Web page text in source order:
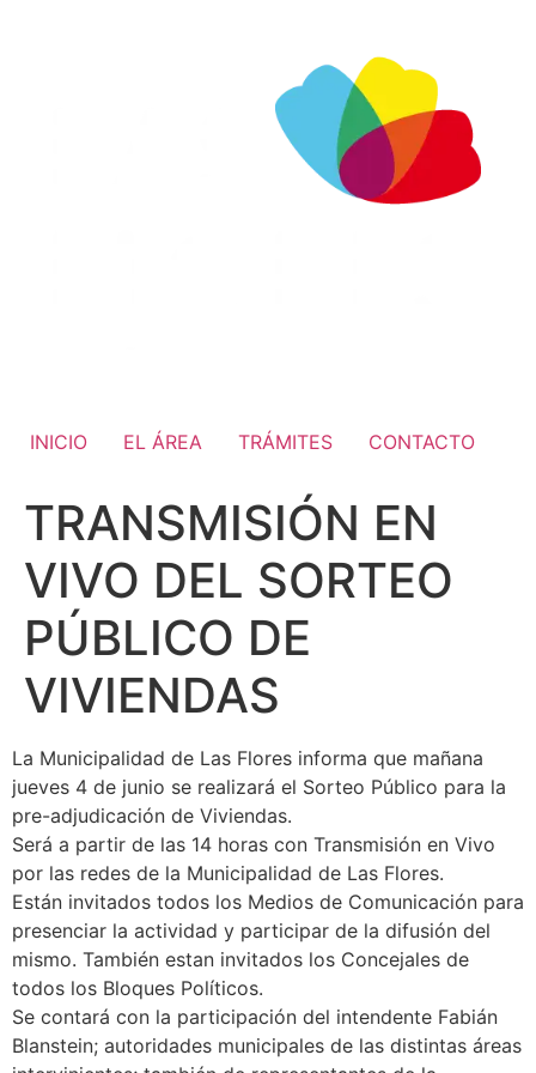
INICIO EL ÁREA TRÁMITES CONTACTO
TRANSMISIÓN EN
VIVO DEL SORTEO
PÚBLICO DE
VIVIENDAS
La Municipalidad de Las Flores informa que mañana
jueves 4 de junio se realizará el Sorteo Público para la
pre-adjudicación de Viviendas.
Será a partir de las 14 horas con Transmisión en Vivo
por las redes de la Municipalidad de Las Flores.
Están invitados todos los Medios de Comunicación para
presenciar la actividad y participar de la difusión del
mismo. También estan invitados los Concejales de
todos los Bloques Políticos.
Se contará con la participación del intendente Fabián
Blanstein; autoridades municipales de las distintas áreas